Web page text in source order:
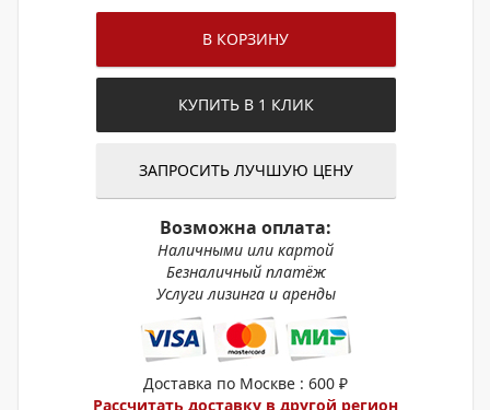
В КОРЗИНУ
КУПИТЬ В 1 КЛИК
ЗАПРОСИТЬ ЛУЧШУЮ ЦЕНУ
Возможна оплата:
Наличными или картой
Безналичный платёж
Услуги лизинга и аренды
Доставка по Москве : 600 ₽
Рассчитать доставку в другой регион